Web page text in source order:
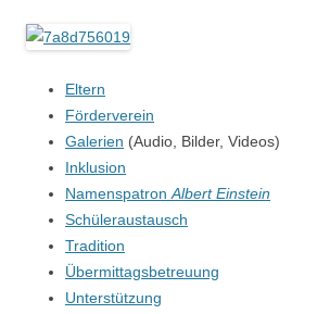
Eltern
Förderverein
Galerien (Audio, Bilder, Videos)
Inklusion
Namenspatron Albert Einstein
Schüleraustausch
Tradition
Übermittagsbetreuung
Unterstützung